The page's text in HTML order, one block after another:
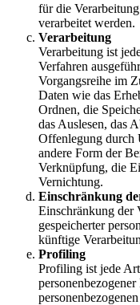
für die
verarbeitet werden.
Verarbeitung
Verarbeitung ist
Verfahren
Vorgangsreihe im
Daten wie das
Ordnen, die
das Auslesen, das
Offenlegung durch
andere Form der
Verknüpfung, die
Vernichtung.
Einschränkung
Einschränkung der
gespeicherter
künftige
Profiling
Profiling ist jede